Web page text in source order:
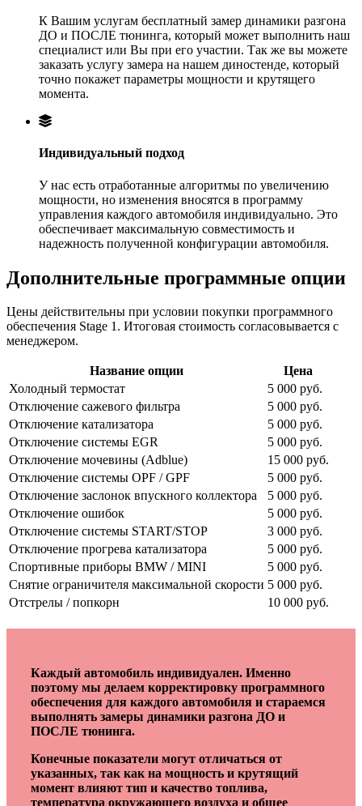
К Вашим услугам бесплатный замер динамики разгона
ДО и ПОСЛЕ тюнинга, который может выполнить наш
специалист или Вы при его участии. Так же вы можете
заказать услугу замера на нашем диностенде, который
точно покажет параметры мощности и крутящего
момента.
Индивидуальный подход
У нас есть отработанные алгоритмы по увеличению
мощности, но изменения вносятся в программу
управления каждого автомобиля индивидуально. Это
обеспечивает максимальную совместимость и
надежность полученной конфигурации автомобиля.
Дополнительные программные опции
Цены действительны при условии покупки программного
обеспечения Stage 1. Итоговая стоимость согласовывается с
менеджером.
Название опции
Цена
Холодный термостат
5 000 руб.
Отключение сажевого фильтра
5 000 руб.
Отключение катализатора
5 000 руб.
Отключение системы EGR
5 000 руб.
Отключение мочевины (Adblue)
15 000 руб.
Отключение системы OPF / GPF
5 000 руб.
Отключение заслонок впускного коллектора
5 000 руб.
Отключение ошибок
5 000 руб.
Отключение системы START/STOP
3 000 руб.
Отключение прогрева катализатора
5 000 руб.
Спортивные приборы BMW / MINI
5 000 руб.
Снятие ограничителя максимальной скорости 5 000 руб.
Отстрелы / попкорн
10 000 руб.
Каждый автомобиль индивидуален. Именно
поэтому мы делаем корректировку программного
обеспечения для каждого автомобиля и стараемся
выполнять замеры динамики разгона ДО и
ПОСЛЕ тюнинга.
Конечные показатели могут отличаться от
указанных, так как на мощность и крутящий
момент влияют тип и качество топлива,
температура окружающего воздуха и общее